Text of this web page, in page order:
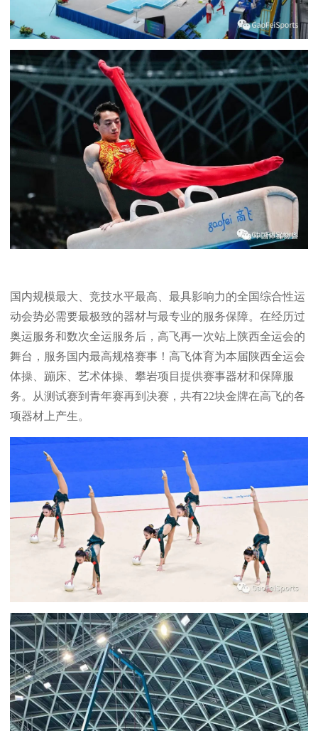
国内规模最大、竞技水平最高、最具影响力的全国综合性运
动会势必需要最极致的器材与最专业的服务保障。在经历过
奥运服务和数次全运服务后，高飞再一次站上陕西全运会的
舞台，服务国内最高规格赛事！高飞体育为本届陕西全运会
体操、蹦床、艺术体操、攀岩项目提供赛事器材和保障服
务。从测试赛到青年赛再到决赛，共有22块金牌在高飞的各
项器材上产生。